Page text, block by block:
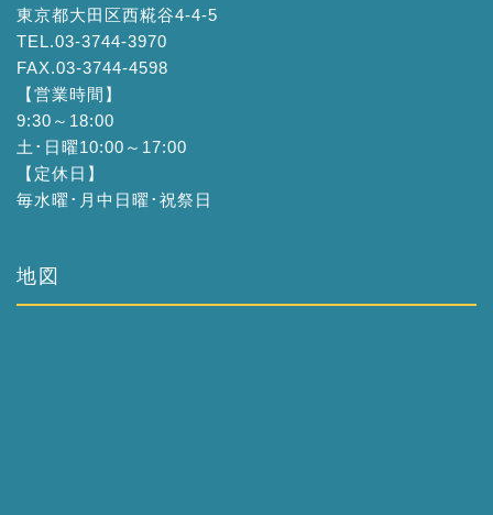
東京都大田区西糀谷4-4-5
TEL.03-3744-3970
FAX.03-3744-4598
【営業時間】
9:30～18:00
土･日曜10:00～17:00
【定休日】
毎水曜･月中日曜･祝祭日
地図